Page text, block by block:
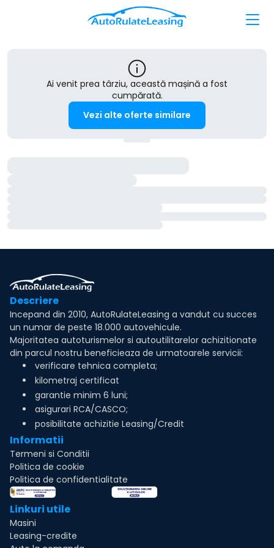
Ai venit prea târziu, această mașină a fost
cumpărată.
Vezi alte oferte similare
Descriere
Incepand din 2010, AutoRulateLeasing a vandut cu succes
un numar de peste 18.000 autovehicule.
Majoritatea autoturismelor si autoutilitarelor achizitionate
din parcul nostru beneficieaza de urmatoarele servicii:
verificare tehnica completa;
kilometraj certificat
garantie minim 6 luni;
asigurari RCA/CASCO;
posibilitate achizitie Leasing/Credit
Informatii
Termeni si Conditii
Politica de cookie
Politica de confidentialitate
Linkuri utile
Masini
Leasing-credite